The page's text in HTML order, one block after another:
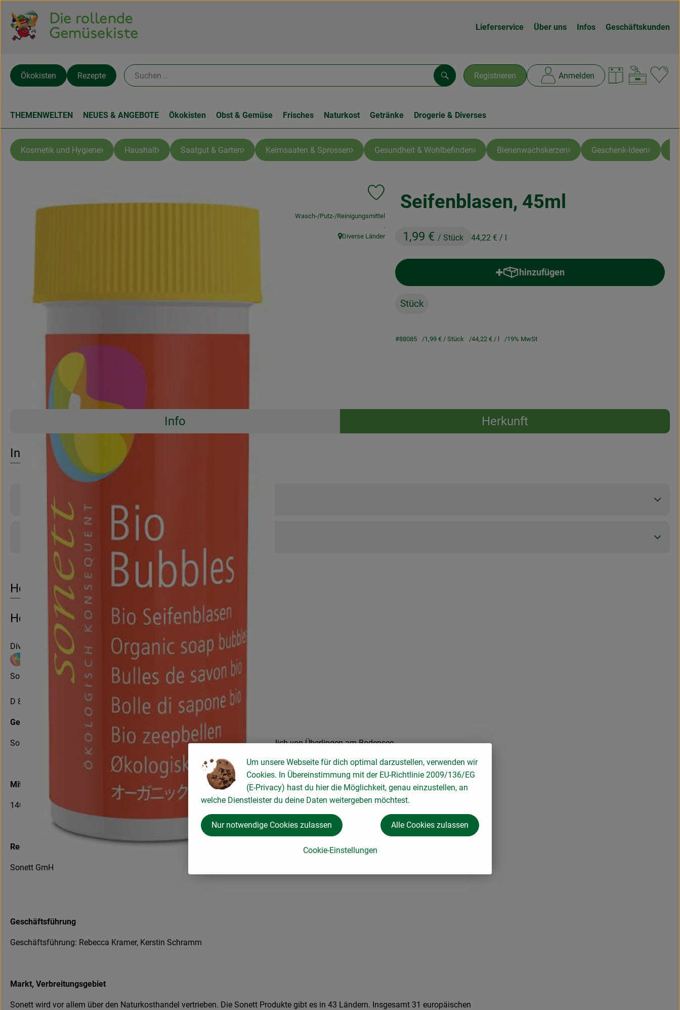
Lieferservice Über uns Infos Geschäftskunden
Registrieren Anmelden
Suchen
Ökokisten Rezepte
THEMENWELTEN NEUES & ANGEBOTE Ökokisten Obst & Gemüse Frisches Naturkost Getränke Drogerie & Diverses
Kosmetik und Hygiene Haushalt Saatgut & Garten Keimsaaten & Sprossen Gesundheit & Wohlbefinden Bienenwachskerzen Geschenk-Ideen
Seifenblasen, 45ml
1,99 € / Stück 44,22 € / l
Produkt zu Favouriten hinzufügen
, Verband:
Wasch-/Putz-/Reinigungsmittel
, Kontrollstelle:
.
, Herkunft:
Diverse Länder
hinzufügen
Produkt zum Warenkorb hinzufügen
Stück
#88085 1,99 € / Stück 44,22 € / l 19% MwSt
Rezepte
Info
Herkunft
Entdecke passende Rezepte
Info
Produktinformationen
Produktdatenblatt
Herkunft
Hersteller: SONETT
Diverse Länder
Sonett GmbH
D 88693 Deggenhausertal
Geografische Lage
Sonett hat seinen Standort in Deggenhausen, Süddeutschland, 15 km nördlich von Überlingen am Bodensee
Mitarbeiter
140 Mitarbeiter. Sonett wächst kontinuierlich
Rechtsform
Sonett GmH
Geschäftsführung
Geschäftsführung: Rebecca Kramer, Kerstin Schramm
Markt, Verbreitungsgebiet
Sonett wird vor allem über den Naturkosthandel vertrieben. Die Sonett Produkte gibt es in 43 Ländern. Insgesamt 31 europäischen
Um unsere Webseite für dich optimal darzustellen, verwenden wir
Cookies. In Übereinstimmung mit der EU-Richtlinie 2009/136/EG
(E-Privacy) hast du hier die Möglichkeit, genau einzustellen, an
welche Dienstleister du deine Daten weitergeben möchtest.
Cookie-Einstellungen
Nur notwendige Cookies zulassen Alle Cookies zulassen